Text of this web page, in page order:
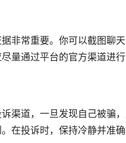
非常重要。你可以截图聊
量通过平台的官方渠道进行
渠道，一旦发现自己被骗
在投诉时，保持冷静并准